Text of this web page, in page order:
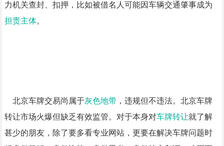
力机关查封、扣押，比如被借名人可能因车辆交通肇事成为
担责主体。
北京车牌交易尚属于灰色地带，违规但不违法。北京车牌
转让市场火爆但缺乏有效监管。对于本身对车牌转让就了解
甚少的朋友，除了要多看专业网站，更要在解决车牌问题时